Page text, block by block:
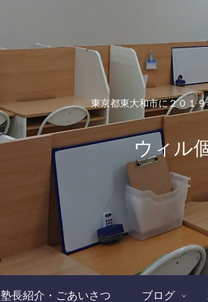
東京都東大和市に２０１
ウィル
塾長紹介・ごあいさつ ブログ